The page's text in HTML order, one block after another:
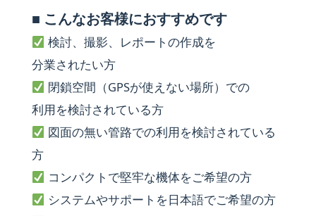
■ こんな​お客様に​おすすめです
検討、​撮影、​レポートの​作成を​
分業されたい方
​閉鎖​空間​（GPSが​使えない​場所）での​
利用を​検討されている​方
図面の​無い​管路での​利用を​検討されている​
方
コンパクトで​堅牢な機体を​ご希望の​方
システムや​サポートを​日本語で​ご希望の​方